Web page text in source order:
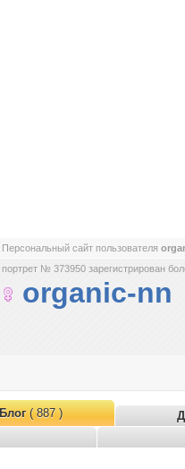
Персональный сайт пользователя
портрет № 373950 зарегистрирован
organic-nn
Блог( 887 )